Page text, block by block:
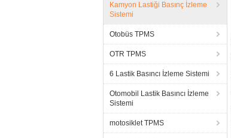
Kamyon Lastiği Basınç İzleme
Sistemi
Otobüs TPMS
OTR TPMS
6 Lastik Basıncı İzleme Sistemi
Otomobil Lastik Basıncı İzleme
Sistemi
motosiklet TPMS